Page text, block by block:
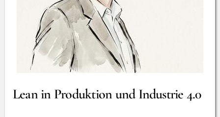
Lean in Produktion und Industrie 4.0